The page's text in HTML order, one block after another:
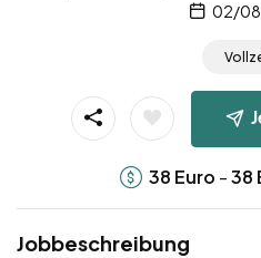
02/
38 Euro -38
Jobbeschreibung